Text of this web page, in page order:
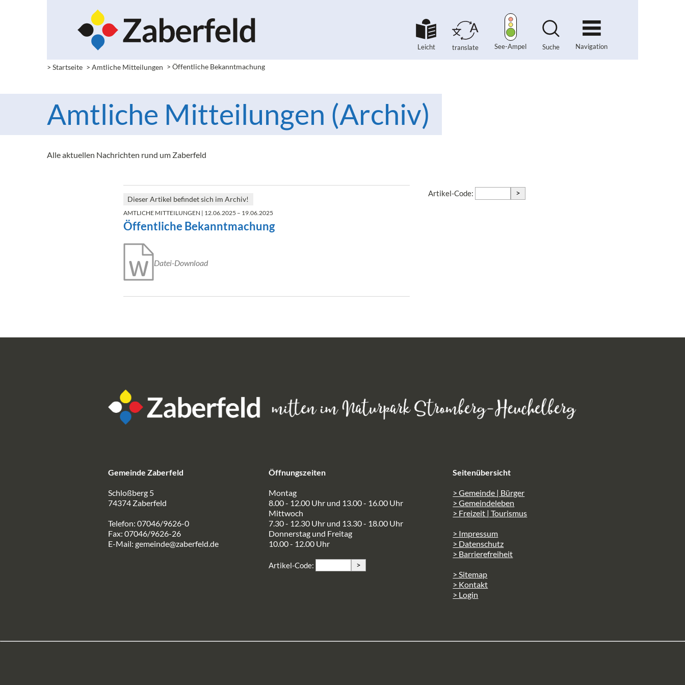
Leicht translate See-Ampel Suche Navigation
> Startseite > Amtliche Mitteilungen >Öffentliche Bekanntmachung
Amtliche Mitteilungen (Archiv)
Alle aktuellen Nachrichten rund um Zaberfeld
Dieser Artikel befindet sich im Archiv!
AMTLICHE MITTEILUNGEN | 12.06.2025 – 19.06.2025
Öffentliche Bekanntmachung
Datei-Download
Artikel-Code: >
Gemeinde Zaberfeld
Schloßberg 5
74374 Zaberfeld
Telefon: 07046/9626-0
Fax: 07046/9626-26
E-Mail: gemeinde@zaberfeld.de
Öffnungszeiten
Montag
8.00 - 12.00 Uhr und 13.00 - 16.00 Uhr
Mittwoch
7.30 - 12.30 Uhr und 13.30 - 18.00 Uhr
Donnerstag und Freitag
10.00 - 12.00 Uhr
Artikel-Code: >
Seitenübersicht
> Gemeinde | Bürger
> Gemeindeleben
> Freizeit | Tourismus
> Impressum
> Datenschutz
> Barrierefreiheit
> Sitemap
> Kontakt
> Login